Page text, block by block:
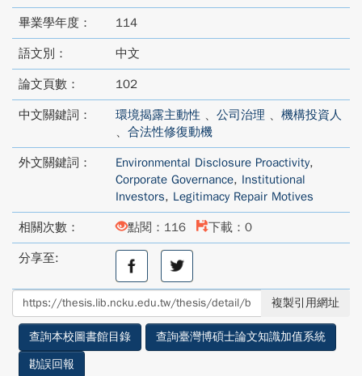
畢業學年度： 114
語文別： 中文
論文頁數： 102
中文關鍵詞： 環境揭露主動性 、 公司治理 、 機構投資人
、 合法性修復動機
外文關鍵詞： Environmental Disclosure Proactivity,
Corporate Governance, Institutional
Investors, Legitimacy Repair Motives
相關次數： 點閱：116 下載：0
分享至:
分
至
facebook
分
享
至
twitter
複製引用網址
查詢本校圖書館目錄
查詢臺灣博碩士論文知識加值系統
勘誤回報